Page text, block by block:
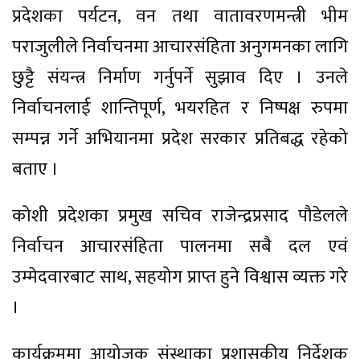
प्रदेशका पर्यटन, वन तथा वातावरणमन्त्री भीम
पराजुलीले निर्वाचनमा आचारसंहिता अनुगमनका लागि
छुट्टै संयन्त्र निर्माण गर्नुपर्ने सुझाव दिए । उनले
निर्वाचनलाई शान्तिपूर्ण, भयरहित र निष्पक्ष रुपमा
सम्पन्न गर्ने अभियानमा प्रदेश सरकार प्रतिबद्ध रहेको
बताए ।
कोशी प्रदेशका प्रमुख सचिव राजेन्द्रप्रसाद पौडेलले
निर्वाचन आचारसंहिता पालनमा सबै दल एवं
उम्मेदवारबाट साथ, सहयोग प्राप्त हुने विश्वास व्यक्त गरे
।